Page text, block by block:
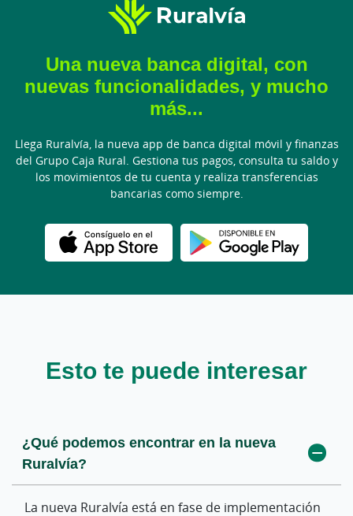
Una nueva banca digital, con
nuevas funcionalidades, y mucho
más...
Llega Ruralvía, la nueva app de banca digital móvil y finanzas
del Grupo Caja Rural. Gestiona tus pagos, consulta tu saldo y
los movimientos de tu cuenta y realiza transferencias
bancarias como siempre.
Esto te puede interesar
¿Qué podemos encontrar en la nueva
Ruralvía?
La nueva Ruralvía está en fase de implementación